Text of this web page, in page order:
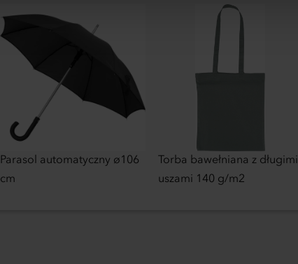
Parasol automatyczny ø106
cm
Torba bawełniana z długimi
uszami 140 g/m2